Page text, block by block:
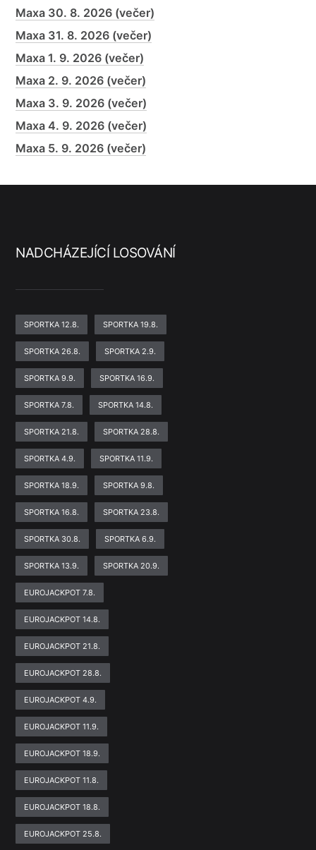
Maxa 30. 8. 2026 (večer)
Maxa 31. 8. 2026 (večer)
Maxa 1. 9. 2026 (večer)
Maxa 2. 9. 2026 (večer)
Maxa 3. 9. 2026 (večer)
Maxa 4. 9. 2026 (večer)
Maxa 5. 9. 2026 (večer)
NADCHÁZEJÍCÍ LOSOVÁNÍ
SPORTKA 12.8. SPORTKA 19.8.
SPORTKA 26.8. SPORTKA 2.9.
SPORTKA 9.9. SPORTKA 16.9.
SPORTKA 7.8. SPORTKA 14.8.
SPORTKA 21.8. SPORTKA 28.8.
SPORTKA 4.9. SPORTKA 11.9.
SPORTKA 18.9. SPORTKA 9.8.
SPORTKA 16.8. SPORTKA 23.8.
SPORTKA 30.8. SPORTKA 6.9.
SPORTKA 13.9. SPORTKA 20.9.
EUROJACKPOT 7.8.
EUROJACKPOT 14.8.
EUROJACKPOT 21.8.
EUROJACKPOT 28.8.
EUROJACKPOT 4.9.
EUROJACKPOT 11.9.
EUROJACKPOT 18.9.
EUROJACKPOT 11.8.
EUROJACKPOT 18.8.
EUROJACKPOT 25.8.